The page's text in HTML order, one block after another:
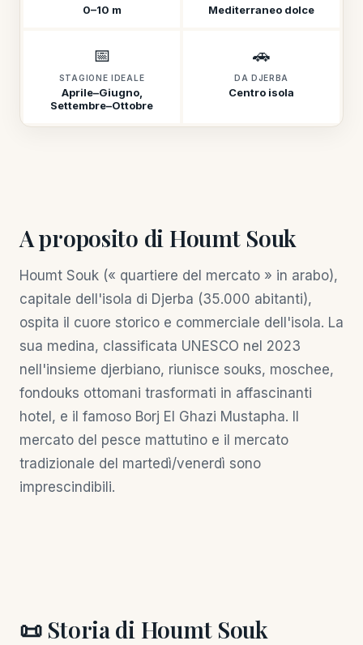
0–10 m Mediterraneo dolce
📅
STAGIONE IDEALE
Aprile–Giugno,
Settembre–Ottobre
🚗
DA DJERBA
Centro isola
A proposito di Houmt Souk
Houmt Souk (« quartiere del mercato » in arabo),
capitale dell'isola di Djerba (35.000 abitanti),
ospita il cuore storico e commerciale dell'isola. La
sua medina, classificata UNESCO nel 2023
nell'insieme djerbiano, riunisce souks, moschee,
fondouks ottomani trasformati in affascinanti
hotel, e il famoso Borj El Ghazi Mustapha. Il
mercato del pesce mattutino e il mercato
tradizionale del martedì/venerdì sono
imprescindibili.
📜 Storia di Houmt Souk